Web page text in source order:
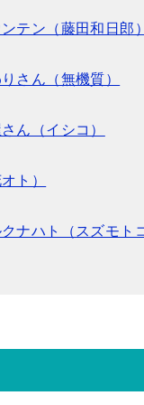
テン（藤田和日郎）
さん（無機質）
ん（イシコ）
ト）
ナハト（スズモト